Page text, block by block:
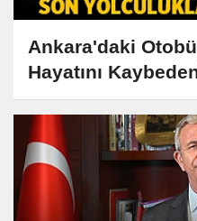
Ankara'daki
Hayatını
Yolculuklarına